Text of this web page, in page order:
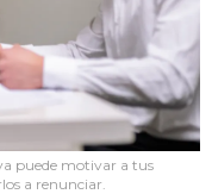
puede motivar a tus
a renunciar.